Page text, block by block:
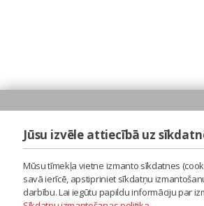
Jūsu izvēle attiecībā uz
Mūsu tīmekļa vietne izmanto sīkdatnes
savā ierīcē, apstipriniet sīkdatņu
darbību. Lai iegūtu papildu informāciju par